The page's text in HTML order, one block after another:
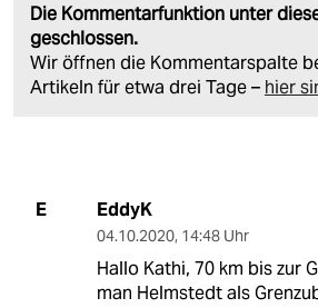
Die Kommentarfunktion unter
geschlossen.
Wir öffnen die Kommentarspalte
Artikeln für etwa drei Tage – hier
E EddyK
04.10.2020, 14:48 Uhr
Hallo Kathi, 70 km bis zur
man Helmstedt als